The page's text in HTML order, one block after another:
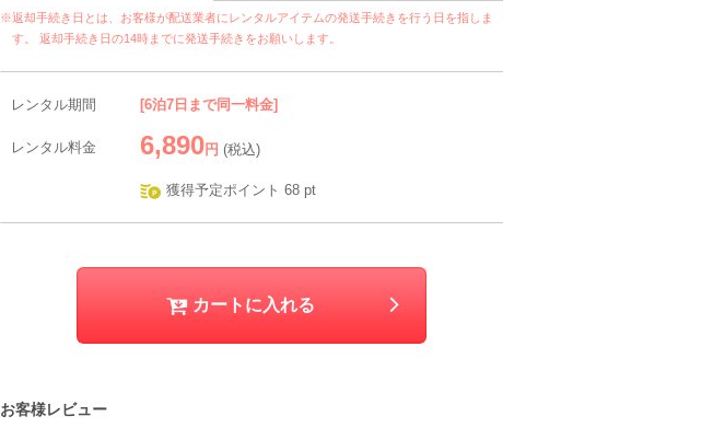
※返却手続き日とは、お客様が配送業者にレンタルアイテムの発送手続きを行う日を指しま
す。 返却手続き日の14時までに発送手続きをお願いします。
レンタル期間 [6泊7日まで同一料金]
レンタル料金 6,890 円 (税込)
獲得予定ポイント 68 pt
カートに入れる
お客様レビュー
6泊7日1,980